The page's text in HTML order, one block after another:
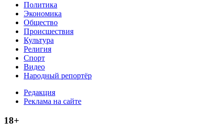
Политика
Экономика
Общество
Происшествия
Культура
Религия
Спорт
Видео
Народный репортёр
Редакция
Реклама на сайте
18+